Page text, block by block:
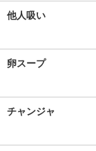
他人吸い
卵スープ
チャンジャ